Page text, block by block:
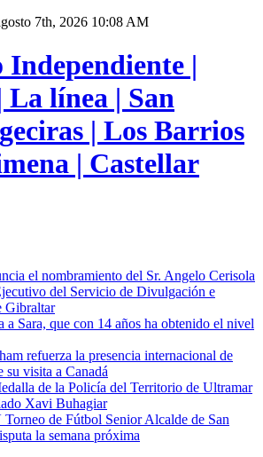
7th, 2026 10:08 AM
el nombramiento del Sr. Angelo Cerisola
del Servicio de Divulgación e
Gibraltar
a Sara, que con 14 años ha obtenido el nivel
refuerza la presencia internacional de
su visita a Canadá
de la Policía del Territorio de Ultramar
Xavi Buhagiar
Torneo de Fútbol Senior Alcalde de San
la semana próxima